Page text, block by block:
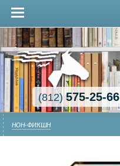
(812)575-25-66
НОН-ФИКШН